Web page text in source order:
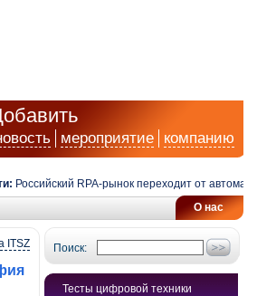
мероприятие компанию
RPA-рынок переходит от
О нас
Поиск:
Тесты цифровой техники
ITSZ